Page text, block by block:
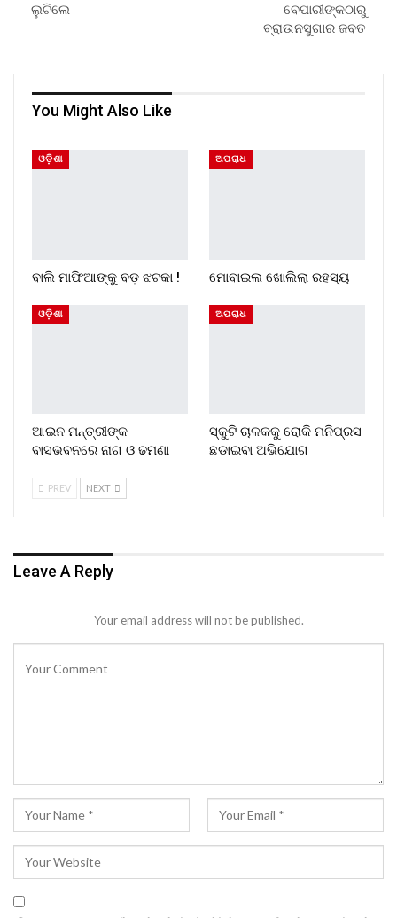
ଲୁଟିଲେ
ବେପାରୀଙ୍କଠାରୁ
ବ୍ରାଉନସୁଗାର ଜବତ
You Might Also Like
ଓଡ଼ିଶା
ବାଲି ମାଫିଆଙ୍କୁ ବଡ଼ ଝଟକା !
ଅପରାଧ
ମୋବାଇଲ ଖୋଲିଲା ରହସ୍ୟ
ଓଡ଼ିଶା
ଆଇନ ମନ୍ତ୍ରୀଙ୍କ
ବାସଭବନରେ ନାଗ ଓ ଢମଣା
ଅପରାଧ
ସ୍କୁଟି ଚାଳକକୁ ରୋକି ମନିପ୍ରସ
ଛଡାଇବା ଅଭିଯୋଗ
PREV NEXT
Leave A Reply
Your email address will not be published.